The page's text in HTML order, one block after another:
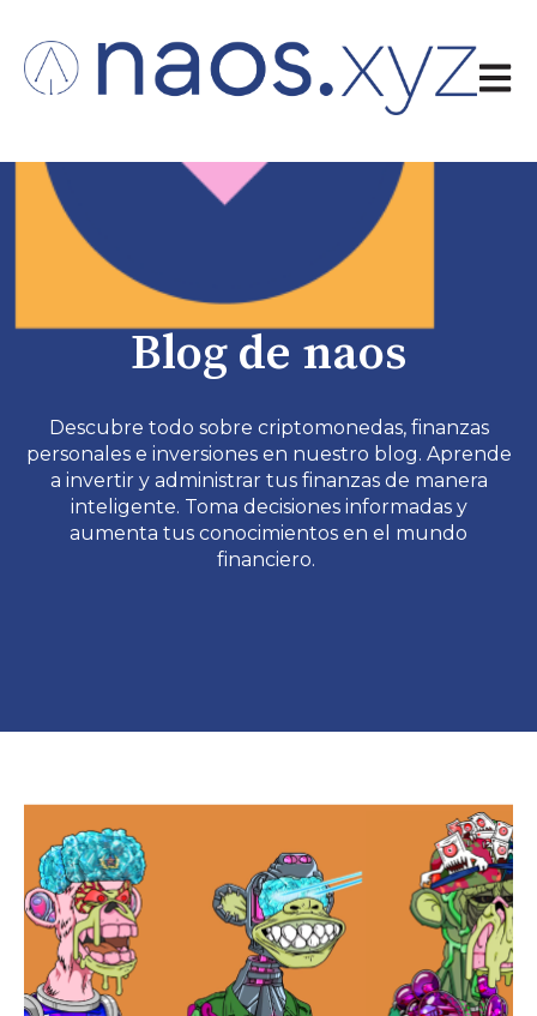
Abrir
Blog de naos
Descubre todo sobre criptomonedas, finanzas
personales e inversiones en nuestro blog. Aprende
a invertir y administrar tus finanzas de manera
inteligente. Toma decisiones informadas y
aumenta tus conocimientos en el mundo
financiero.